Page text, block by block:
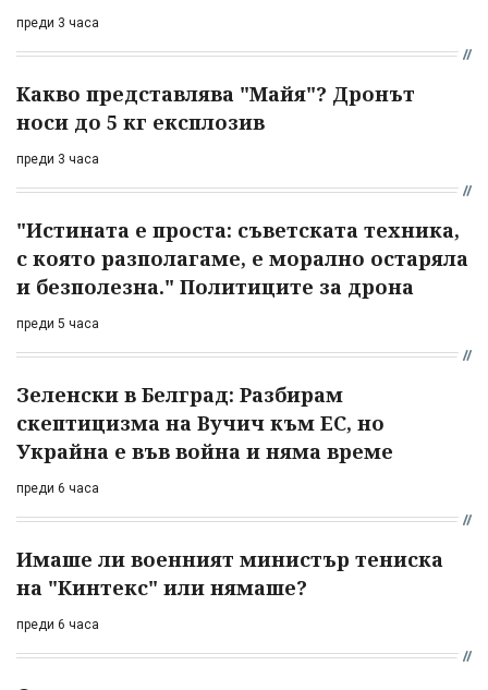
преди 3 часа
Какво представлява "Майя"? Дронът
носи до 5 кг експлозив
преди 3 часа
"Истината е проста: съветската техника,
с която разполагаме, е морално остаряла
и безполезна." Политиците за дрона
преди 5 часа
Зеленски в Белград: Разбирам
скептицизма на Вучич към ЕС, но
Украйна е във война и няма време
преди 6 часа
Имаше ли военният министър тениска
на "Кинтекс" или нямаше?
преди 6 часа